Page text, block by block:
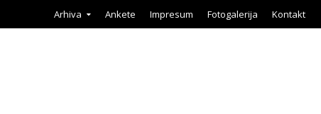
Arhiva Ankete Impresum Fotogalerija Kontakt